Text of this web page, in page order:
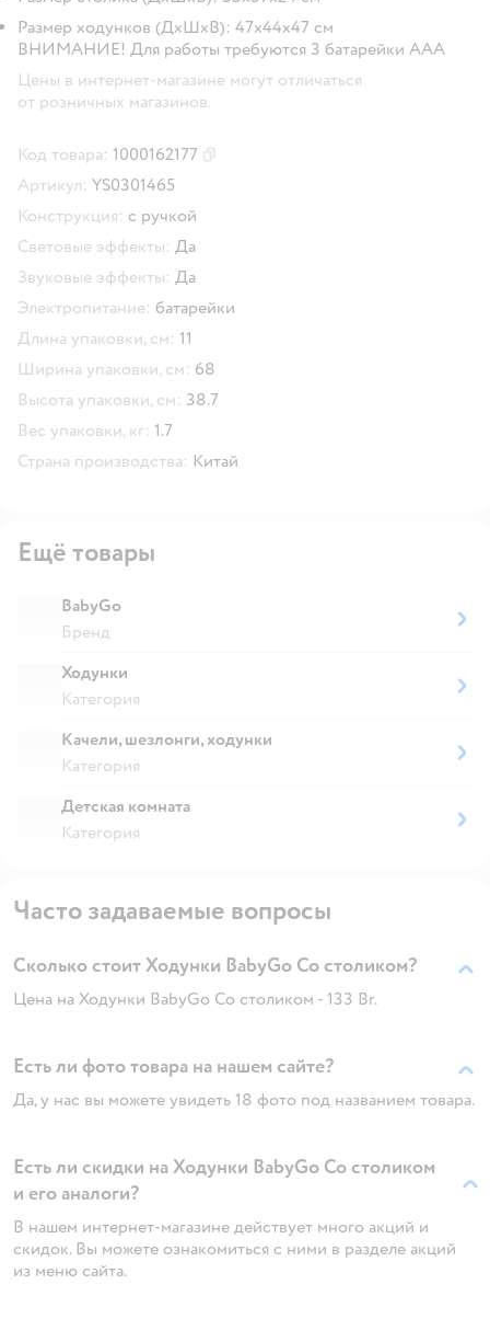
Размер ходунков (ДхШхВ): 47х44х47 см
ВНИМАНИЕ! Для работы требуются 3 батарейки ААА
Цены в интернет-магазине могут отличаться
от розничных магазинов.
Код товара: 1000162177
Артикул: YS0301465
Конструкция: с ручкой
Световые эффекты: Да
Звуковые эффекты: Да
Электропитание: батарейки
Длина упаковки, см: 11
Ширина упаковки, см: 68
Высота упаковки, см: 38.7
Вес упаковки, кг: 1.7
Страна производства: Китай
Ещё товары
BabyGo
Бренд
Ходунки
Категория
Качели, шезлонги, ходунки
Категория
Детская комната
Категория
Часто задаваемые вопросы
Сколько стоит Ходунки BabyGo Со столиком?
Цена на Ходунки BabyGo Со столиком - 133 Br.
Есть ли фото товара на нашем сайте?
Да, у нас вы можете увидеть 18 фото под названием товара.
Есть ли скидки на Ходунки BabyGo Со столиком
и его аналоги?
В нашем интернет-магазине действует много акций и
скидок. Вы можете ознакомиться с ними в разделе акций
из меню сайта.